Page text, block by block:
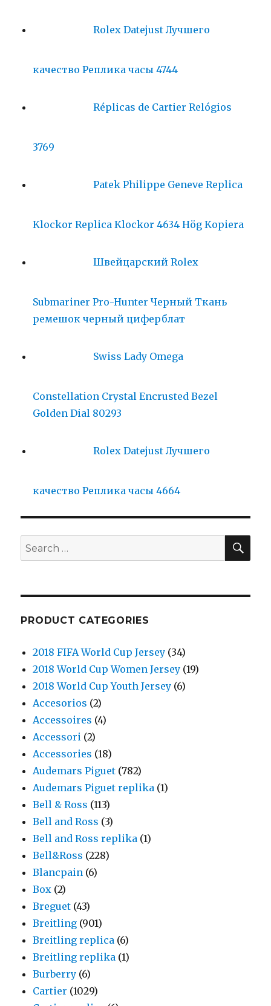
Rolex Datejust Лучшего
качество Реплика часы 4744
Réplicas de Cartier Relógios
3769
Patek Philippe Geneve Replica
Klockor Replica Klockor 4634 Hög Kopiera
Швейцарский Rolex
Submariner Pro-Hunter Черный Ткань
ремешок черный циферблат
Swiss Lady Omega
Constellation Crystal Encrusted Bezel
Golden Dial 80293
Rolex Datejust Лучшего
качество Реплика часы 4664
Search
for:
PRODUCT CATEGORIES
2018 FIFA World Cup Jersey (34)
2018 World Cup Women Jersey (19)
2018 World Cup Youth Jersey (6)
Accesorios (2)
Accessoires (4)
Accessori (2)
Accessories (18)
Audemars Piguet (782)
Audemars Piguet replika (1)
Bell & Ross (113)
Bell and Ross (3)
Bell and Ross replika (1)
Bell&Ross (228)
Blancpain (6)
Box (2)
Breguet (43)
Breitling (901)
Breitling replica (6)
Breitling replika (1)
Burberry (6)
Cartier (1029)